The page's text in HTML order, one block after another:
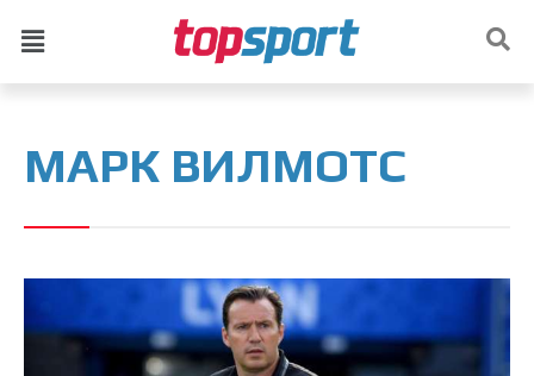
МАРК ВИЛМОТС